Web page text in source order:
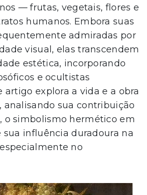
— frutas, vegetais, flores e
humanos. Embora suas
admiradas por
visual, elas transcendem
estética, incorporando
e ocultistas
artigo explora a vida e a obra
analisando sua contribuição
o simbolismo hermético em
sua influência duradoura na
no